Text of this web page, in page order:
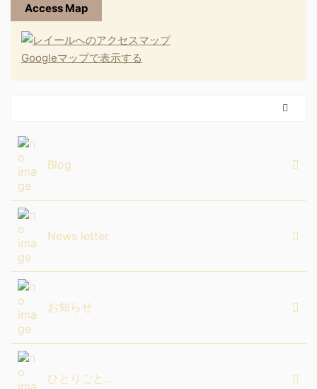
Access Map
Googleマップで表示する
Blog
News letter
お知らせ
ひとりごと…